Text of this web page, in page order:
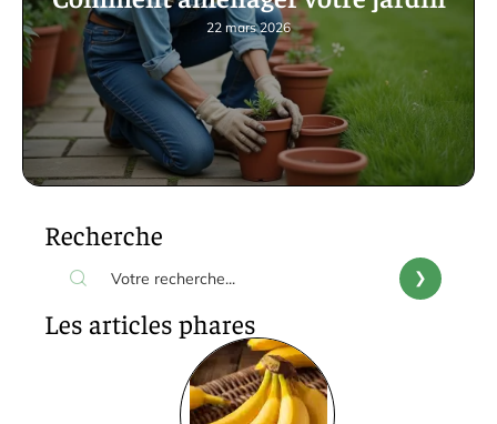
22 mars 2026
Recherche
Les articles phares